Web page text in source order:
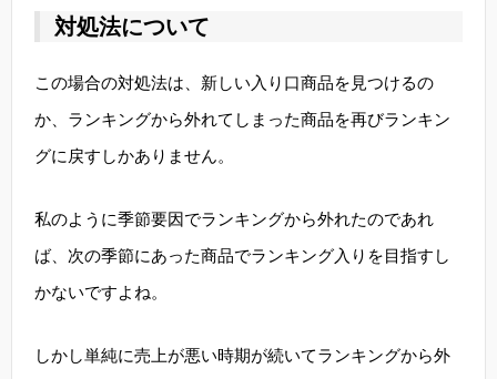
対処法について
この場合の対処法は、新しい入り口商品を見つけるの
か、ランキングから外れてしまった商品を再びランキン
グに戻すしかありません。
私のように季節要因でランキングから外れたのであれ
ば、次の季節にあった商品でランキング入りを目指すし
かないですよね。
しかし単純に売上が悪い時期が続いてランキングから外